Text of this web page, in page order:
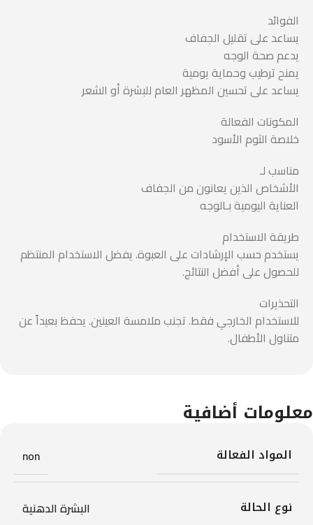
الفوائد
يساعد على تقليل الجفاف
يدعم صحة الوجه
يمنح ترطيب وحماية يومية
يساعد على تحسين المظهر العام للبشرة أو الشعر
المكونات الفعالة
خلاصة الثوم الأسود
مناسب لـ
الأشخاص الذين يعانون من الجفاف
العناية اليومية بـالوجه
طريقة الاستخدام
يستخدم حسب الإرشادات على العبوة. يفضل الاستخدام المنتظم
للحصول على أفضل النتائج.
التحذيرات
للاستخدام الخارجي فقط. تجنب ملامسة العينين. يحفظ بعيداً عن
متناول الأطفال.
معلومات أضافية
المواد الفعالة non
نوع الحالة البشرة الدهنية